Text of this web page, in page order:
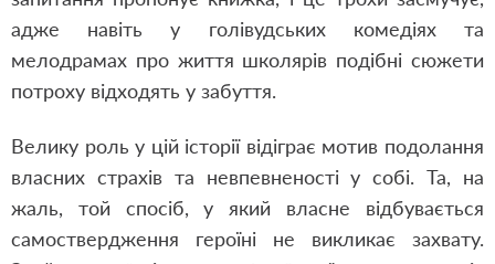
адже навіть у голівудських комедіях та
мелодрамах про життя школярів подібні сюжети
потроху відходять у забуття.
Велику роль у цій історії відіграє мотив подолання
власних страхів та невпевненості у собі. Та, на
жаль, той спосіб, у який власне відбувається
самоствердження героїні не викликає захвату.